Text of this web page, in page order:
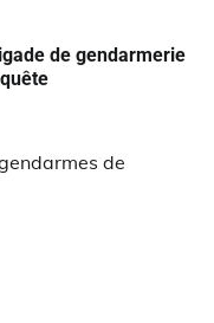
de gendarmerie
de